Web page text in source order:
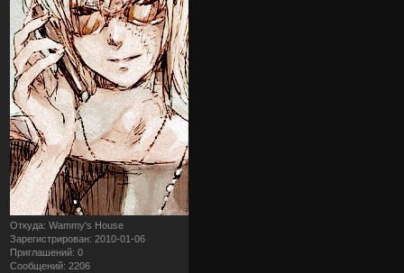
Откуда: Wammy's House
Зарегистрирован: 2010-01-06
Приглашений: 0
Сообщений: 2206